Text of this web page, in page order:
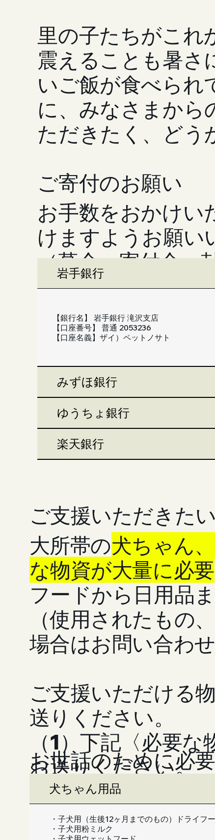
里の子たちがこれ
震えることも暑さ
いご飯が食べられ
に、みなさまから
ただきたく、どう
ご寄付のお願い
お手数をおかけい
けますようお願い
（募金・寄付金
外となっておりま
岩手銀行
【銀行名】 岩手銀行 滝沢支店
【口座番号】 普通 2053236
【口座名義】ザイ）ペットノサト
みずほ銀行
ゆうちょ銀行
楽天銀行
ご支援いただきた
大所帯の犬ちゃん
な物資が大量に必要
フードから日用品
（使用されたもの
場合はお問い合わ
ご支援いただける
送りください。
（1）下記〈必要
お送りください。
＊恐れ入ります
す。
お世話のために必
犬ちゃん用品
・子犬用（生後12ヶ月までのもの）ドライフ
・子犬用粉ミルク